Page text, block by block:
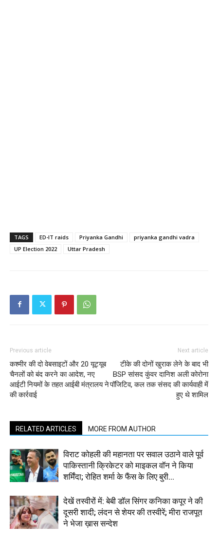
TAGS ED-IT raids Priyanka Gandhi
priyanka gandhi vadra
UP Election 2022
Uttar Pradesh
Previous article
कश्मीर की दो वेबसाइटों और 20 यूट्यूब
चैनलों को बंद करने का आदेश, नए
आईटी नियमों के तहत आईबी मंत्रालय ने
की कार्रवाई
Next article
टीके की दोनों खुराक लेने के बाद भी
BSP सांसद कुंवर दानिश अली कोरोना
पॉजिटिव, कल तक संसद की कार्यवाही में
हुए थे शामिल
RELATED ARTICLES MORE FROM AUTHOR
विराट कोहली की महानता पर सवाल उठाने वाले पूर्व
पाकिस्तानी क्रिकेटर को माइकल वॉन ने किया
शर्मिंदा; रोहित शर्मा के फैंस के लिए बुरी...
देखें तस्वीरों में: बेबी डॉल सिंगर कनिका कपूर ने की
दूसरी शादी; लंदन से शेयर की तस्वीरें; मीरा राजपूत
ने भेजा ख़ास सन्देश